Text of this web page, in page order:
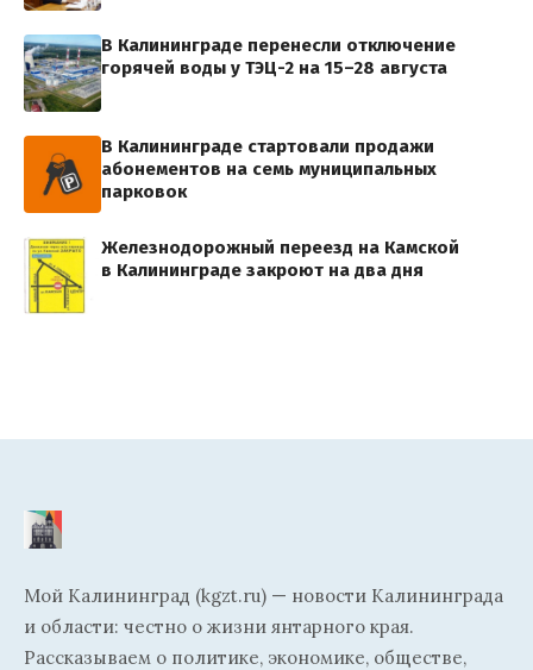
В Калининграде перенесли отключение
горячей воды у ТЭЦ-2 на 15–28 августа
В Калининграде стартовали продажи
абонементов на семь муниципальных
парковок
Железнодорожный переезд на Камской
в Калининграде закроют на два дня
Мой Калининград (kgzt.ru) — новости Калининграда
и области: честно о жизни янтарного края.
Рассказываем о политике, экономике, обществе,